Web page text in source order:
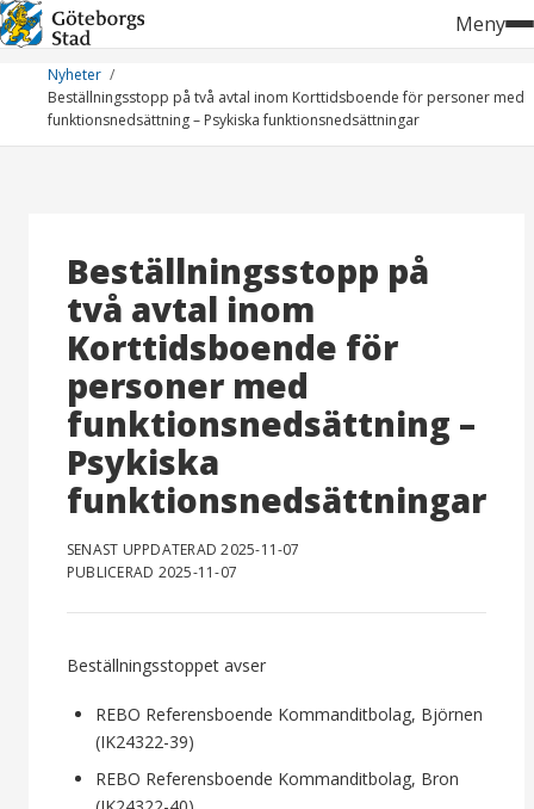
Hoppa
till
innehåll
Meny
Nyheter
Beställningsstopp på två avtal inom Korttidsboende för personer med
funktionsnedsättning – Psykiska funktionsnedsättningar
Beställningsstopp på
två avtal inom
Korttidsboende för
personer med
funktionsnedsättning –
Psykiska
funktionsnedsättningar
SENAST UPPDATERAD 2025-11-07
PUBLICERAD 2025-11-07
Beställningsstoppet avser
REBO Referensboende Kommanditbolag, Björnen
(IK24322-39)
REBO Referensboende Kommanditbolag, Bron